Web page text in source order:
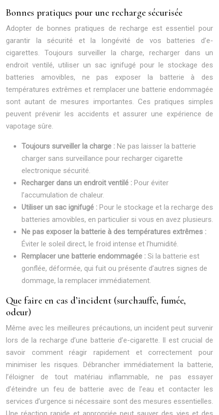
Bonnes pratiques pour une recharge sécurisée
Adopter de bonnes pratiques de recharge est essentiel pour
garantir la sécurité et la longévité de vos batteries d’e-
cigarettes. Toujours surveiller la charge, recharger dans un
endroit ventilé, utiliser un sac ignifugé pour le stockage des
batteries amovibles, ne pas exposer la batterie à des
températures extrêmes et remplacer une batterie endommagée
sont autant de mesures importantes. Ces pratiques simples
peuvent prévenir les accidents et assurer une expérience de
vapotage sûre.
Toujours surveiller la charge : Ne pas laisser la batterie
charger sans surveillance pour recharger cigarette
electronique sécurité.
Recharger dans un endroit ventilé : Pour éviter
l’accumulation de chaleur.
Utiliser un sac ignifugé : Pour le stockage et la recharge des
batteries amovibles, en particulier si vous en avez plusieurs.
Ne pas exposer la batterie à des températures extrêmes :
Éviter le soleil direct, le froid intense et l’humidité.
Remplacer une batterie endommagée : Si la batterie est
gonflée, déformée, qui fuit ou présente d’autres signes de
dommage, la remplacer immédiatement.
Que faire en cas d’incident (surchauffe, fumée,
odeur)
Même avec les meilleures précautions, un incident peut survenir
lors de la recharge d’une batterie d’e-cigarette. Il est crucial de
savoir comment réagir rapidement et correctement pour
minimiser les risques. Débrancher immédiatement la batterie,
l’éloigner de tout matériau inflammable, ne pas essayer
d’éteindre un feu de batterie avec de l’eau et contacter les
services d’urgence si nécessaire sont des mesures essentielles.